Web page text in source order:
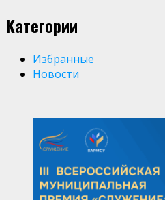
Категории
Избранные
Новости